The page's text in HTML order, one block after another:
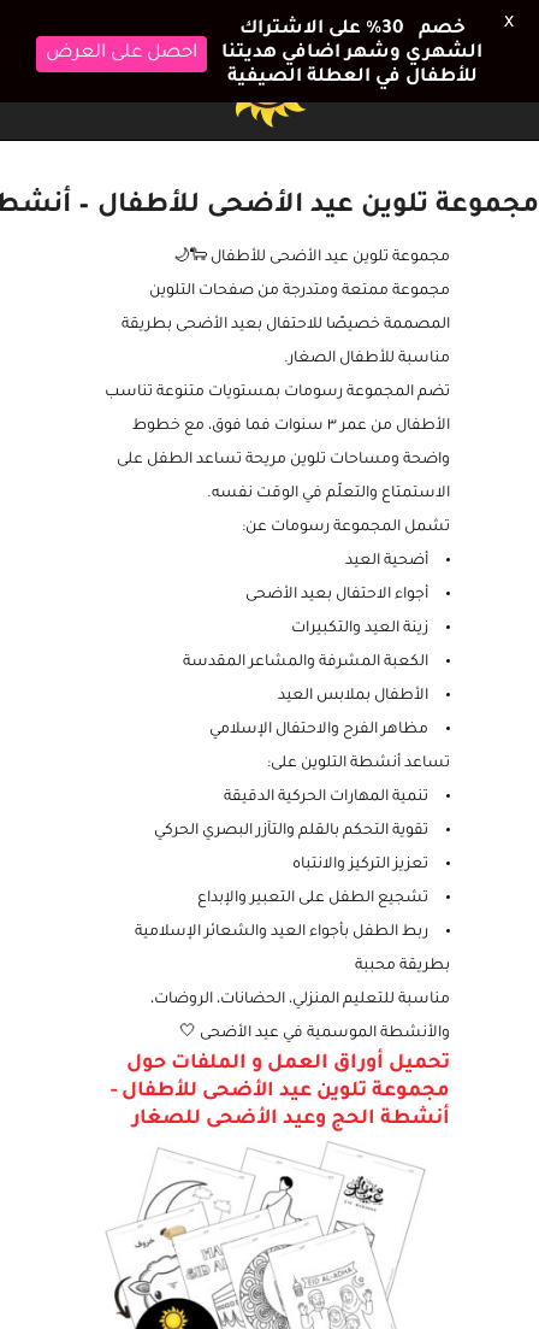
مجموعة تلوين عيد الأضحى للأطفال –
مجموعة تلوين عيد الأضحى للأطفال 🐑🌙
مجموعة ممتعة ومتدرجة من صفحات التلوين
المصممة خصيصًا للاحتفال بعيد الأضحى بطريقة
مناسبة للأطفال الصغار.
تضم المجموعة رسومات بمستويات متنوعة تناسب
الأطفال من عمر ٣ سنوات فما فوق، مع خطوط
واضحة ومساحات تلوين مريحة تساعد الطفل على
الاستمتاع والتعلّم في الوقت نفسه.
تشمل المجموعة رسومات عن:
أضحية العيد
أجواء الاحتفال بعيد الأضحى
زينة العيد والتكبيرات
الكعبة المشرفة والمشاعر المقدسة
الأطفال بملابس العيد
مظاهر الفرح والاحتفال الإسلامي
تساعد أنشطة التلوين على:
تنمية المهارات الحركية الدقيقة
تقوية التحكم بالقلم والتآزر البصري الحركي
تعزيز التركيز والانتباه
تشجيع الطفل على التعبير والإبداع
ربط الطفل بأجواء العيد والشعائر الإسلامية
بطريقة محببة
مناسبة للتعليم المنزلي، الحضانات، الروضات،
والأنشطة الموسمية في عيد الأضحى 🤍
تحميل أوراق العمل و الملفات حول
مجموعة تلوين عيد الأضحى للأطفال -
أنشطة الحج وعيد الأضحى للصغار
خصم 30٪ على الاشتراك
الشهري وشهر اضافي هديتنا
للأطفال في العطلة الصيفية
احصل على العرض
X